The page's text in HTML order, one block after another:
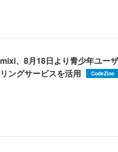
mixi、8月18日より青少年ユー
リングサービスを活用
CodeZine